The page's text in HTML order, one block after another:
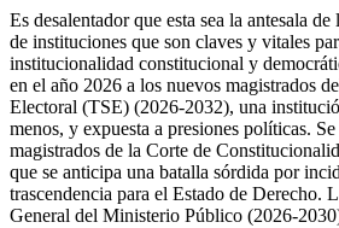
Es desalentador que esta sea la antesala
de instituciones que son claves y vitales
institucionalidad constitucional y
en el año 2026 a los nuevos magistrados
Electoral (TSE) (2026-2032), una
menos, y expuesta a presiones políticas.
magistrados de la Corte de
que se anticipa una batalla sórdida por
trascendencia para el Estado de Derecho.
General del Ministerio Público (2026-